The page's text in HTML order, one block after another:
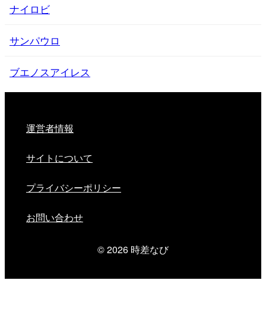
ナイロビ
サンパウロ
ブエノスアイレス
運営者情報
サイトについて
プライバシーポリシー
お問い合わせ
© 2026 時差なび